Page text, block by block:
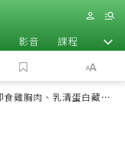
影音 課程 退休
雞胸肉、乳清蛋白藏陷